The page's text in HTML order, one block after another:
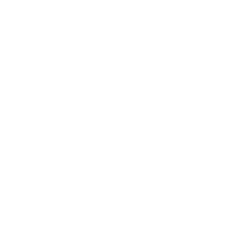
и электронные;